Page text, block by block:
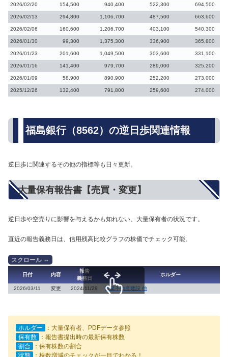
2026/02/20 154,500 940,400 522,300 694,500
2026/02/13 294,800 1,106,700 487,500 663,600
2026/02/06 160,600 1,206,700 403,100 540,300
2026/01/30 99,300 1,375,300 336,900 365,800
2026/01/23 201,600 1,049,500 303,600 331,100
2026/01/16 141,400 979,700 289,000 325,200
2026/01/09 58,900 890,900 252,200 273,000
2025/12/26 132,400 791,800 259,600 274,000
福島銀行（8562）の逆日歩関連情報
逆日歩に関連するその他の指標等も日々更新。
大量保有報告書【売買・変更】
逆日歩や空売りに影響を与えるかも知れない、大量保有者の状況です。
直近の報告義務日は、信用残高比較グラフの株価でチェック可能。
日付 内容
報告
義務日
ホルダー
2026/03/11 変更 2024/11/29 双葉不動産建設 他
ホルダー
：大量保有者、PDFデータ参照
保有数
：報告書提出時の最新保有株数
割合
：保有株数の割合